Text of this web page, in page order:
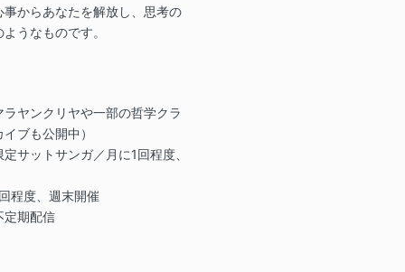
からあなたを解放し、思考の
うなものです。
ラヤンクリヤや一部の哲学クラ
ブも公開中）
サットサンガ／月に1回程度、
程度、週末開催
定期配信